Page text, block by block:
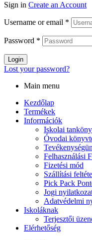
Sign in Create an Account
Username or email *
Password *
Login
Lost your password?
Main menu
Kezdőlap
Termékek
Információk
Iskolai
Óvodai
Felhasználási
Fizetési mód
Szállítási
Pick Pack
Jogi
Adatvédelmi
Iskoláknak
Terjesztői
Elérhetőség